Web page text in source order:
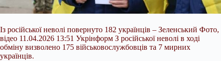
Із російської неволі повернуто 182 українців – Зеленський Фото,
відео 11.04.2026 13:51 Укрінформ З російської неволі в ході
обміну визволено 175 військовослужбовців та 7 мирних
українців.